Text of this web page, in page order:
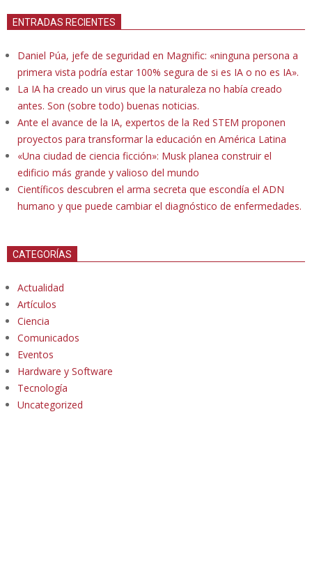
ENTRADAS RECIENTES
Daniel Púa, jefe de seguridad en Magnific: «ninguna persona a
primera vista podría estar 100% segura de si es IA o no es IA».
La IA ha creado un virus que la naturaleza no había creado
antes. Son (sobre todo) buenas noticias.
Ante el avance de la IA, expertos de la Red STEM proponen
proyectos para transformar la educación en América Latina
«Una ciudad de ciencia ficción»: Musk planea construir el
edificio más grande y valioso del mundo
Científicos descubren el arma secreta que escondía el ADN
humano y que puede cambiar el diagnóstico de enfermedades.
CATEGORÍAS
Actualidad
Artículos
Ciencia
Comunicados
Eventos
Hardware y Software
Tecnología
Uncategorized